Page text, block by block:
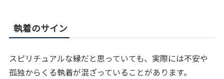
執着のサイン
スピリチュアルな縁だと思っていても、実際には不安や
孤独からくる執着が混ざっていることがあります。